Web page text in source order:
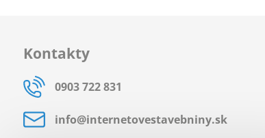
Kontakty
0903 722 831
info​@internetovestavebniny​.sk